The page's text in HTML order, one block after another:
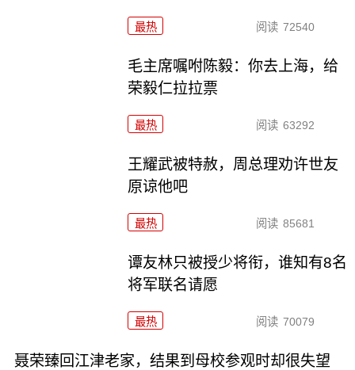
最热 阅读 72540
毛主席嘱咐陈毅：你去上海，给
荣毅仁拉拉票
最热 阅读 63292
王耀武被特赦，周总理劝许世友
原谅他吧
最热 阅读 85681
谭友林只被授少将衔，谁知有8名
将军联名请愿
最热 阅读 70079
聂荣臻回江津老家，结果到母校参观时却很失望